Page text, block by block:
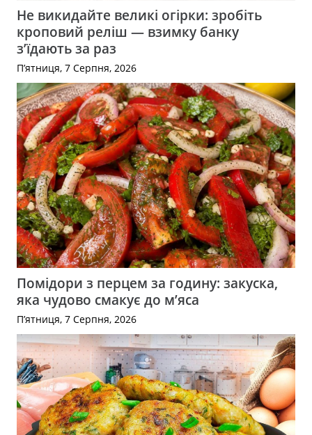
Не викидайте великі огірки: зробіть
кроповий реліш — взимку банку
з’їдають за раз
П’ятниця, 7 Серпня, 2026
Помідори з перцем за годину: закуска,
яка чудово смакує до м’яса
П’ятниця, 7 Серпня, 2026